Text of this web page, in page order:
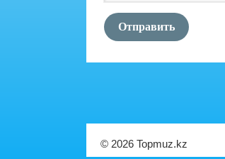
Отправить
© 2026 Topmuz.kz